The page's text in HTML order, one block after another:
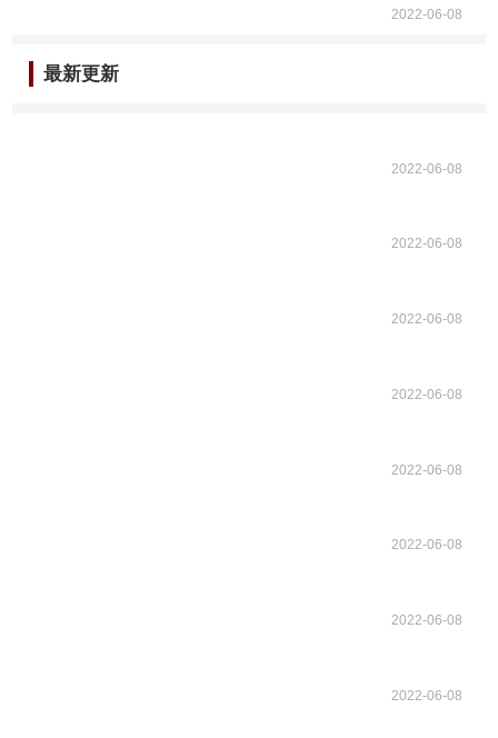
2022-06-08
最新更新
2022-06-08
2022-06-08
2022-06-08
2022-06-08
2022-06-08
2022-06-08
2022-06-08
2022-06-08